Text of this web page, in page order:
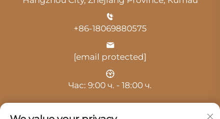
+86-18069880575
[email protected]
Час: 9:00 ч. - 18:00 ч.